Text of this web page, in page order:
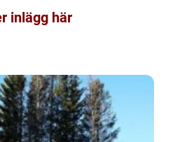
inlägg här